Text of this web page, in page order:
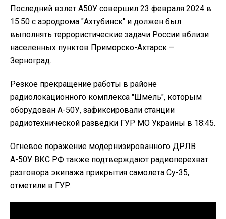
Последний взлет А50У совершил 23 февраля 2024 в
15:50 с аэродрома "Ахтубинск" и должен был
выполнять террористические задачи России вблизи
населенных пунктов Приморско-Ахтарск –
Зерноград.
Резкое прекращение работы в районе
радиолокационного комплекса "Шмель", которым
оборудован А-50У, зафиксировали станции
радиотехнической разведки ГУР МО Украины в 18:45.
Огневое поражение модернизированного ДРЛВ
А-50У ВКС РФ также подтверждают радиоперехват
разговора экипажа прикрытия самолета Су-35,
отметили в ГУР.